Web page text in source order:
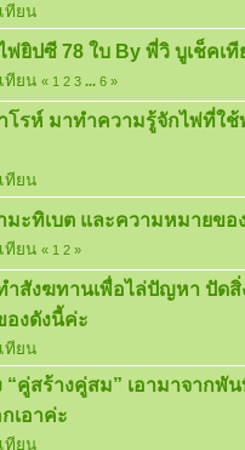
ทียน
พ่ยิปซี 78 ใบ By พี่วิ บูเช็คเ
ทียน « 1 2 3 ... 6 »
โรห์ มาทำความรู้จักไพ่ที่ใช้
ทียน
มะทิเบต และความหมายขอ
ทียน « 1 2 »
ำสังฆทานเพื่อไล่ปัญหา ปัด
องดังนี้ค่ะ
ทียน
คู่สร้างคู่สม” เอามาจากพั
เอาค่ะ
ทียน